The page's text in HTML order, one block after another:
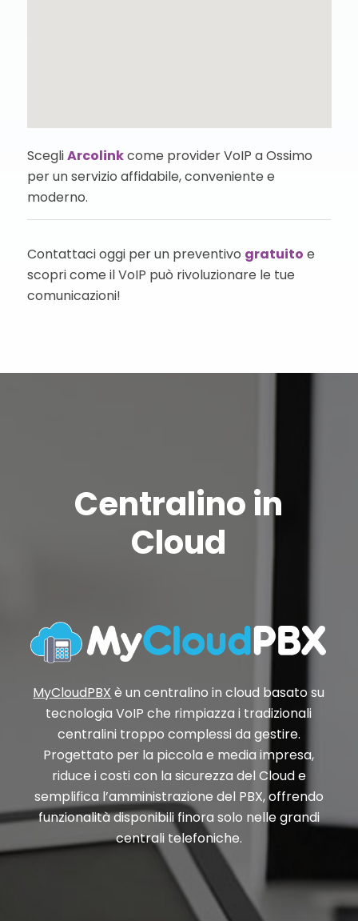
ScegliArcolinkcome provider VoIP a Ossimo
per un servizio affidabile, conveniente e
moderno.
Contattaci oggi per un preventivo gratuito e
scopri come il VoIP può rivoluzionare le tue
comunicazioni!
Centralino in
Cloud
MyCloudPBX è un centralino in cloud basato su
tecnologia VoIP che rimpiazza i tradizionali
centralini troppo complessi da gestire.
Progettato per la piccola e media impresa,
riduce i costi con la sicurezza del Cloud e
semplifica l’amministrazione del PBX, offrendo
funzionalità disponibili finora solo nelle grandi
centrali telefoniche.